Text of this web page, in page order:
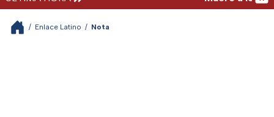
/ Enlace Latino / Nota